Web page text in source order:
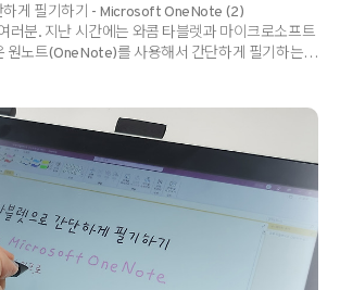
하게 필기하기 - Microsoft OneNote (2)
러분. 지난 시간에는 와콤 타블렛과 마이크로소프트
노트(OneNote)를 사용해서 간단하게 필기하는
그램이에요. 지난 게시물에서는 특히 수학
이 아주 많았는데요, 이번 게시물은 다양한 자료를
필기하는 방법 및 형광펜을 사용하는 방법을
대해서 잘 모르거나 지난 게시물을 아직 보지
저 확인해주세요! ▶ [Wacom Edu] 와콤 타블렛으로